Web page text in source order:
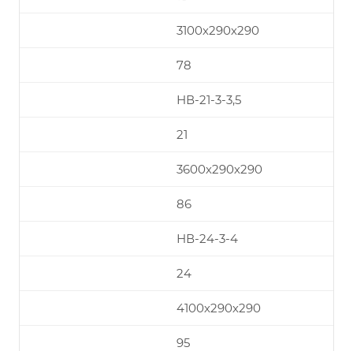
3100х290х290
78
НВ-21-3-3,5
21
3600х290х290
86
НВ-24-3-4
24
4100х290х290
95